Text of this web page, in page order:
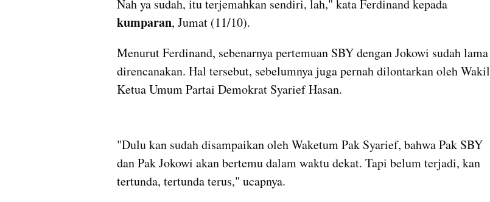
kumparan, Jumat (11/10).
Menurut Ferdinand, sebenarnya pertemuan SBY dengan Jokowi sudah lama
direncanakan. Hal tersebut, sebelumnya juga pernah dilontarkan oleh Wakil
Ketua Umum Partai Demokrat Syarief Hasan.
"Dulu kan sudah disampaikan oleh Waketum Pak Syarief, bahwa Pak SBY
dan Pak Jokowi akan bertemu dalam waktu dekat. Tapi belum terjadi, kan
tertunda, tertunda terus," ucapnya.